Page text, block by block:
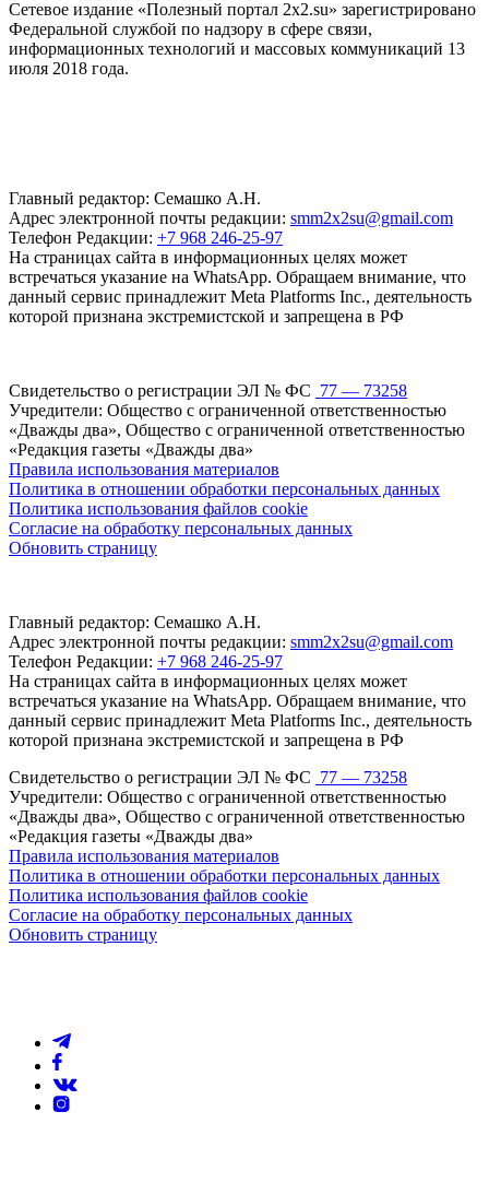
Сетевое издание «Полезный портал 2x2.su» зарегистрировано
Федеральной службой по надзору в сфере связи,
информационных технологий и массовых коммуникаций 13
июля 2018 года.
Главный редактор: Семашко А.Н.
Адрес электронной почты редакции: smm2x2su@gmail.com
Телефон Редакции: +7 968 246-25-97
На страницах сайта в информационных целях может
встречаться указание на WhatsApp. Обращаем внимание, что
данный сервис принадлежит Meta Platforms Inc., деятельность
которой признана экстремистской и запрещена в РФ
Свидетельство о регистрации ЭЛ № ФС 77 — 73258
Учредители: Общество с ограниченной ответственностью
«Дважды два», Общество с ограниченной ответственностью
«Редакция газеты «Дважды два»
Правила использования материалов
Политика в отношении обработки персональных данных
Политика использования файлов cookie
Согласие на обработку персональных данных
Обновить страницу
Главный редактор: Семашко А.Н.
Адрес электронной почты редакции: smm2x2su@gmail.com
Телефон Редакции: +7 968 246-25-97
На страницах сайта в информационных целях может
встречаться указание на WhatsApp. Обращаем внимание, что
данный сервис принадлежит Meta Platforms Inc., деятельность
которой признана экстремистской и запрещена в РФ
Свидетельство о регистрации ЭЛ № ФС 77 — 73258
Учредители: Общество с ограниченной ответственностью
«Дважды два», Общество с ограниченной ответственностью
«Редакция газеты «Дважды два»
Правила использования материалов
Политика в отношении обработки персональных данных
Политика использования файлов cookie
Согласие на обработку персональных данных
Обновить страницу